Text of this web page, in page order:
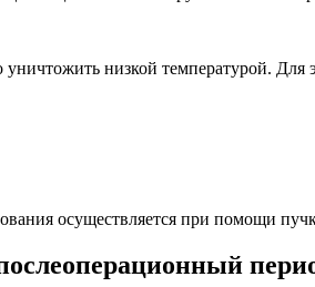
низкой температурой. Для
осуществляется при помощи